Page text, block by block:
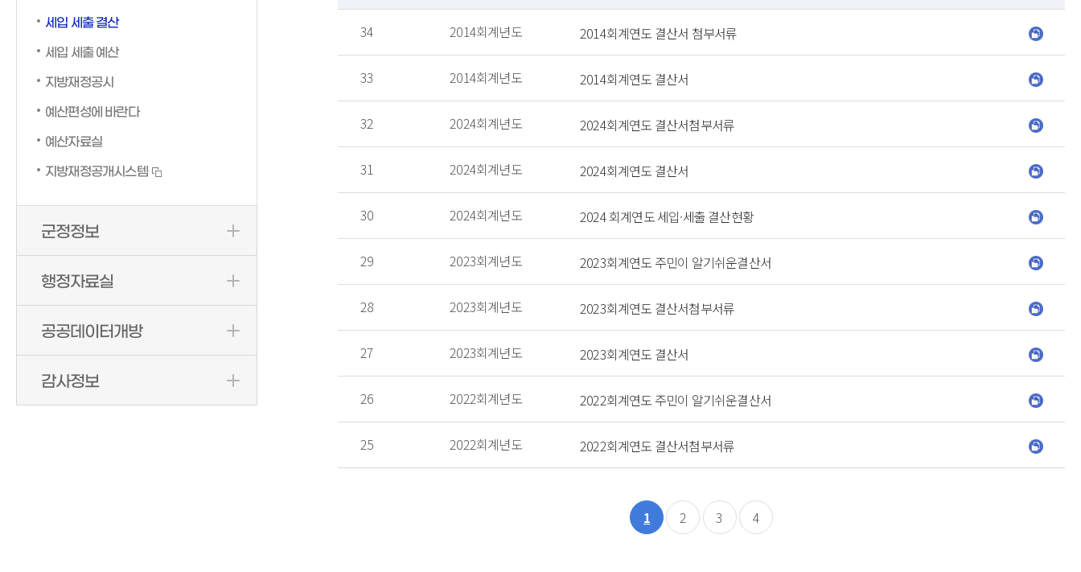
세입 세출 결산
세입 세출 예산
지방재정공시
예산편성에 바란다
예산자료실
지방재정공개시스템
군정정보
행정자료실
공공데이터개방
감사정보
34 2014회계년도 2014회계연도 결산서 첨부서류
33 2014회계년도 2014회계연도 결산서
32 2024회계년도 2024회계연도 결산서첨부서류
31 2024회계년도 2024회계연도 결산서
30 2024회계년도 2024 회계연도 세입·세출 결산현황
29 2023회계년도 2023회계연도 주민이 알기쉬운결산서
28 2023회계년도 2023회계연도 결산서첨부서류
27 2023회계년도 2023회계연도 결산서
26 2022회계년도 2022회계연도 주민이 알기쉬운결산서
25 2022회계년도 2022회계연도 결산서첨부서류
1 2 3 4